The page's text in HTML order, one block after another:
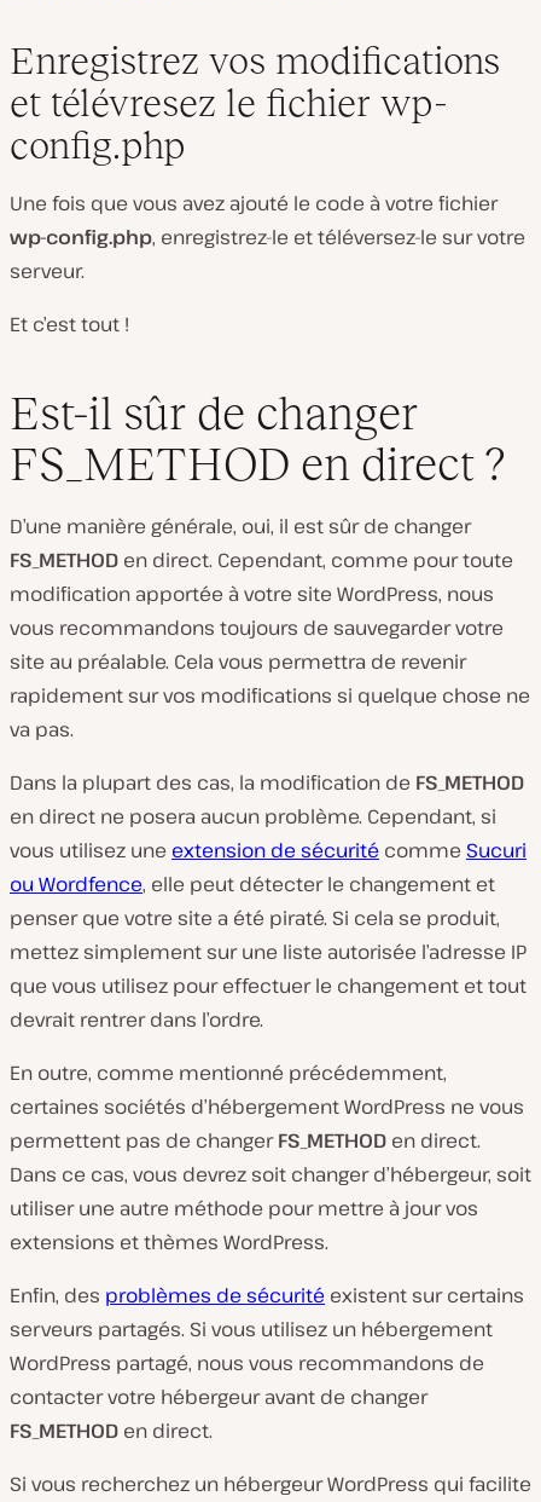
Enregistrez vos modifications
et télévresez le fichier wp-
config.php
Une fois que vous avez ajouté le code à votre fichier
wp-config.php, enregistrez-le et téléversez-le sur votre
serveur.
Et c’est tout !
Est-il sûr de changer
FS_METHOD en direct ?
D’une manière générale, oui, il est sûr de changer
FS_METHOD en direct. Cependant, comme pour toute
modification apportée à votre site WordPress, nous
vous recommandons toujours de sauvegarder votre
site au préalable. Cela vous permettra de revenir
rapidement sur vos modifications si quelque chose ne
va pas.
Dans la plupart des cas, la modification de FS_METHOD
en direct ne posera aucun problème. Cependant, si
vous utilisez une extension de sécurité comme Sucuri
ou Wordfence, elle peut détecter le changement et
penser que votre site a été piraté. Si cela se produit,
mettez simplement sur une liste autorisée l’adresse IP
que vous utilisez pour effectuer le changement et tout
devrait rentrer dans l’ordre.
En outre, comme mentionné précédemment,
certaines sociétés d’hébergement WordPress ne vous
permettent pas de changerFS_METHOD en direct.
Dans ce cas, vous devrez soit changer d’hébergeur, soit
utiliser une autre méthode pour mettre à jour vos
extensions et thèmes WordPress.
Enfin, des problèmes de sécurité existent sur certains
serveurs partagés. Si vous utilisez un hébergement
WordPress partagé, nous vous recommandons de
contacter votre hébergeur avant de changer
FS_METHOD en direct.
Si vous recherchez un hébergeur WordPress qui facilite